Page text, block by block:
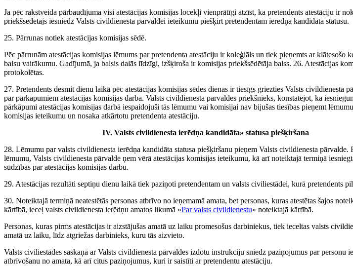
Ja pēc rakstveida pārbaudījuma visi atestācijas komisijas locekļi vienprātīgi atzīst, ka pretendents atestāciju ir
priekšsēdētājs iesniedz Valsts civildienesta pārvaldei ieteikumu piešķirt pretendentam ierēdņa kandidāta statusu.
25. Pārrunas notiek atestācijas komisijas sēdē.
Pēc pārrunām atestācijas komisijas lēmums par pretendenta atestāciju ir koleģiāls un tiek pieņemts ar klātesošo
balsu vairākumu. Gadījumā, ja balsis dalās līdzīgi, izšķiroša ir komisijas priekšsēdētāja balss. 26. Atestācijas
protokolētas.
27. Pretendents desmit dienu laikā pēc atestācijas komisijas sēdes dienas ir tiesīgs griezties Valsts civildienesta
par pārkāpumiem atestācijas komisijas darbā. Valsts civildienesta pārvaldes priekšnieks, konstatējot, ka
pārkāpumi atestācijas komisijas darbā iespaidojuši tās lēmumu vai komisijai nav bijušas tiesības pieņemt
komisijas ieteikumu un nosaka atkārtotu pretendenta atestāciju.
IV. Valsts civildienesta ierēdņa kandidāta» statusa piešķiršana
28. Lēmumu par valsts civildienesta ierēdņa kandidāta statusa piešķiršanu pieņem Valsts civildienesta pārvalde.
lēmumu, Valsts civildienesta pārvalde ņem vērā atestācijas komisijas ieteikumu, kā arī noteiktajā termiņā
sūdzības par atestācijas komisijas darbu.
29. Atestācijas rezultāti septiņu dienu laikā tiek paziņoti pretendentam un valsts civiliestādei, kurā pretendents
30. Noteiktajā termiņā neatestētās personas atbrīvo no ieņemamā amata, bet personas, kuras atestētas šajos
kārtībā, ieceļ valsts civildienesta ierēdņu amatos likumā «Par valsts civildienestu» noteiktajā kārtībā.
Personas, kuras pirms atestācijas ir aizstājušas amatā uz laiku promesošus darbiniekus, tiek ieceltas valsts
amatā uz laiku, līdz atgriežas darbinieks, kuru tās aizvieto.
Valsts civiliestādes saskaņā ar Valsts civildienesta pārvaldes izdotu instrukciju sniedz paziņojumus par personu
atbrīvošanu no amata, kā arī citus paziņojumus, kuri ir saistīti ar pretendentu atestāciju.